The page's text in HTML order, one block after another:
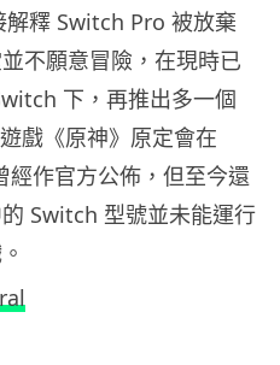
釋 Switch Pro 被放棄
不願意冒險，在現時已
下，再推出多一個
戲《原神》原定會在
作官方公佈，但至今還
Switch 型號並未能運行